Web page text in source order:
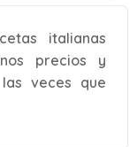
italianas
precios y
veces que